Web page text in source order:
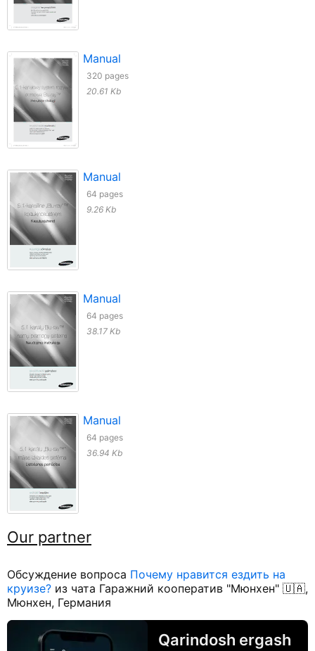
Manual
320 pages
20.61 Kb
Manual
64 pages
9.26 Kb
Manual
64 pages
38.17 Kb
Manual
64 pages
36.94 Kb
Our partner
Обсуждение вопроса Почему нравится ездить на
круизе? из чата Гаражний кооператив "Мюнхен" 🇺🇦,
Мюнхен, Германия
Qarindosh ergash